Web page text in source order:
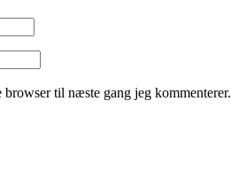
til næste gang jeg kommenterer.